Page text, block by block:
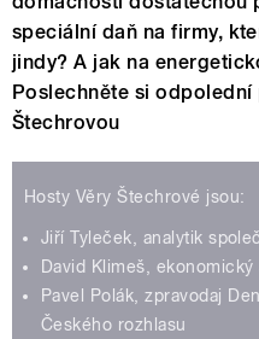
speciální daň na firmy,
jindy? A jak na
Poslechněte si
Štechrovou
Hosty Věry Štechrové jsou:
Jiří Tyleček, analytik
David Klimeš,
Pavel Polák, zpravodaj
Českého rozhlasu